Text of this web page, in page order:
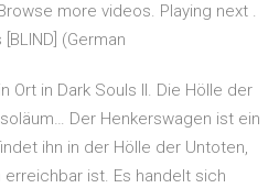
more videos. Playing next .
(German
Ort in Dark Souls II. Die Hölle der
Der Henkerswagen ist ein
ihn in der Hölle der Untoten,
ist. Es handelt sich